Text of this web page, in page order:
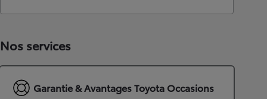
Nos services
Garantie & Avantages Toyota Occasions